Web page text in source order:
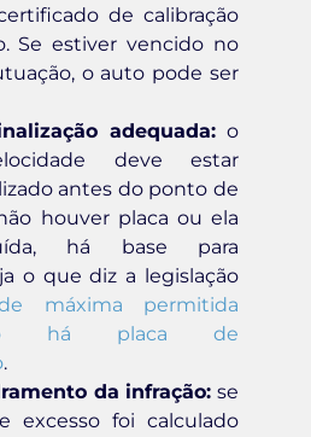
de calibração
Se estiver vencido no
o auto pode ser
adequada: o
deve estar
antes do ponto de
houver placa ou ela
há base para
o que diz a legislação
máxima permitida
há placa de
.
da infração: se
excesso foi calculado